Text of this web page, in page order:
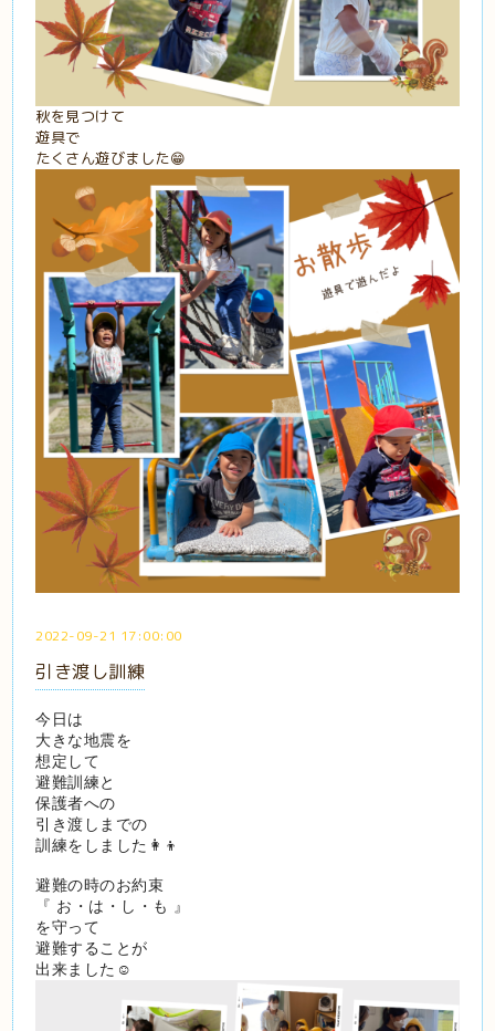
秋を見つけて
遊具で
たくさん遊びました😁
2022-09-21 17:00:00
引き渡し訓練
今日は
大きな地震を
想定して
避難訓練と
保護者への
引き渡しまでの
訓練をしました👩‍👦
避難の時のお約束
『 お・は・し・も 』
を守って
避難することが
出来ました☺